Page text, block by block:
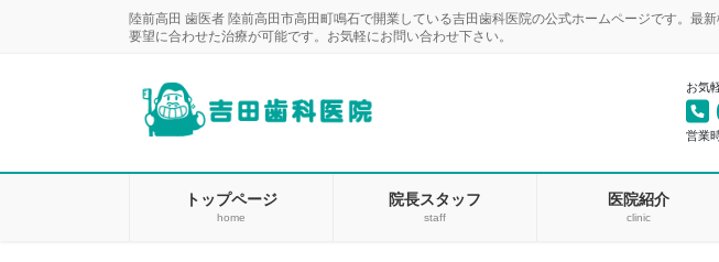
移
ン
陸前高田 歯医者 陸前高田市高田町鳴石で開業している吉田歯科医院の公式ホームページです。
要望に合わせた治療が可能です。お気軽にお問い合わせ下さい。
お気
営業
トップページ
home
院長スタッフ
staff
医院紹介
clinic